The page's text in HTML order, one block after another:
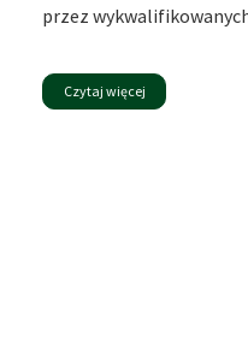
przez
Czytaj więcej